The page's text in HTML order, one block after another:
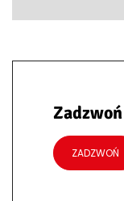
ZADZWOŃ